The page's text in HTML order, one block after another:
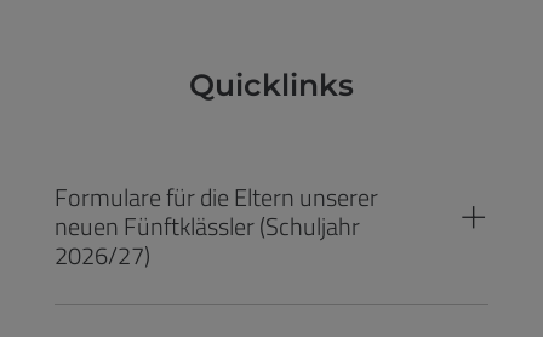
Quicklinks
Formulare für die Eltern unserer
neuen Fünftklässler (Schuljahr
2026/27)